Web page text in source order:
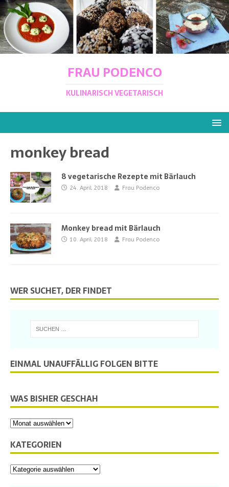
FRAU PODENCO
KULINARISCH VEGETARISCH
monkey bread
8 vegetarische Rezepte mit Bärlauch
24. April 2018 Frau Podenco
Monkey bread mit Bärlauch
10. April 2018 Frau Podenco
WER SUCHET, DER FINDET
EINMAL UNAUFFÄLLIG FOLGEN BITTE
WAS BISHER GESCHAH
KATEGORIEN